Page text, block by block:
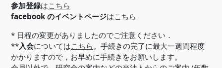
参加登録はこちら
facebook のイベントページはこちら
* 日程の変更がありましたのでご注意ください．
**入会についてはこちら。手続きの完了に最大一週間程度
かかりますので，お早めに手続きをお願いします。